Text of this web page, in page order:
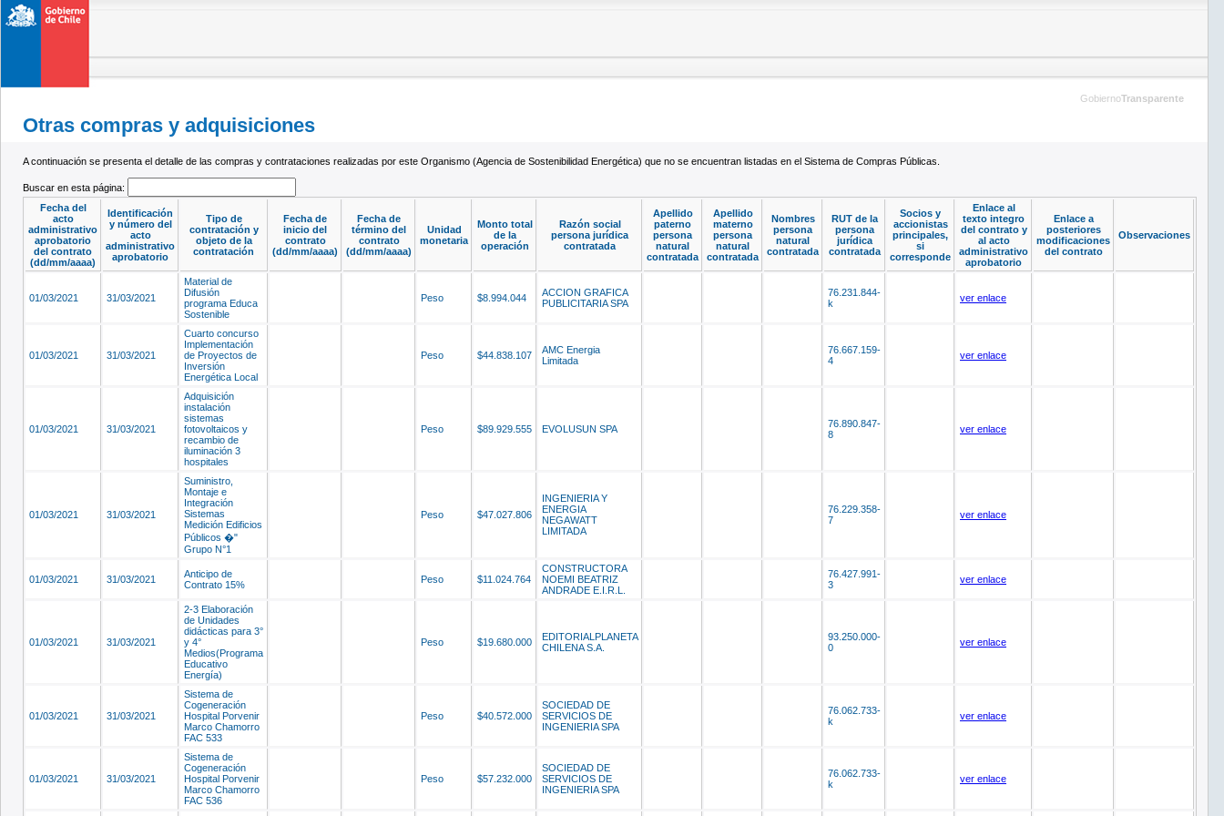
GobiernoTransparente
Otras compras y adquisiciones
A continuación se presenta el detalle de las compras y contrataciones realizadas por este Organismo (Agencia de Sostenibilidad Energética) que no se encuentran listadas en el Sistema de Compras Públicas.
Buscar en esta página:
Fecha del
acto
administrativo
aprobatorio
del contrato
(dd/mm/aaaa)
Identificación
y número del
acto
administrativo
aprobatorio
Tipo de
contratación y
objeto de la
contratación
Fecha de
inicio del
contrato
(dd/mm/aaaa)
Fecha de
término del
contrato
(dd/mm/aaaa)
Unidad
monetaria
Monto total
de la
operación
Razón social
persona jurídica
contratada
Apellido
paterno
persona
natural
contratada
Apellido
materno
persona
natural
contratada
Nombres
persona
natural
contratada
RUT de la
persona
jurídica
contratada
Socios y
accionistas
principales,
si
corresponde
Enlace al
texto integro
del contrato y
al acto
administrativo
aprobatorio
Enlace a
posteriores
modificaciones
del contrato
Observaciones
01/03/2021 31/03/2021
Material de
Difusión
programa Educa
Sostenible
Peso $8.994.044
ACCION GRAFICA
PUBLICITARIA SPA
76.231.844-
k
ver enlace
01/03/2021 31/03/2021
Cuarto concurso
Implementación
de Proyectos de
Inversión
Energética Local
Peso $44.838.107
AMC Energia
Limitada
76.667.159-
4
ver enlace
01/03/2021 31/03/2021
Adquisición
instalación
sistemas
fotovoltaicos y
recambio de
iluminación 3
hospitales
Peso $89.929.555 EVOLUSUN SPA
76.890.847-
8
ver enlace
01/03/2021 31/03/2021
Suministro,
Montaje e
Integración
Sistemas
Medición Edificios
Públicos �"
Grupo N°1
Peso $47.027.806
INGENIERIA Y
ENERGIA
NEGAWATT
LIMITADA
76.229.358-
7
ver enlace
01/03/2021 31/03/2021
Anticipo de
Contrato 15%
Peso $11.024.764
CONSTRUCTORA
NOEMI BEATRIZ
ANDRADE E.I.R.L.
76.427.991-
3
ver enlace
01/03/2021 31/03/2021
2-3 Elaboración
de Unidades
didácticas para 3°
y 4°
Medios(Programa
Educativo
Energía)
Peso $19.680.000
EDITORIALPLANETA
CHILENA S.A.
93.250.000-
0
ver enlace
01/03/2021 31/03/2021
Sistema de
Cogeneración
Hospital Porvenir
Marco Chamorro
FAC 533
Peso $40.572.000
SOCIEDAD DE
SERVICIOS DE
INGENIERIA SPA
76.062.733-
k
ver enlace
01/03/2021 31/03/2021
Sistema de
Cogeneración
Hospital Porvenir
Marco Chamorro
FAC 536
Peso $57.232.000
SOCIEDAD DE
SERVICIOS DE
INGENIERIA SPA
76.062.733-
k
ver enlace